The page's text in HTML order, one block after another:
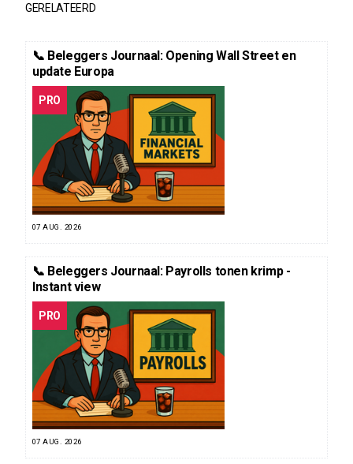
GERELATEERD
📞 Beleggers Journaal: Opening Wall Street en
update Europa
PRO
07 AUG. 2026
📞 Beleggers Journaal: Payrolls tonen krimp -
Instant view
PRO
07 AUG. 2026